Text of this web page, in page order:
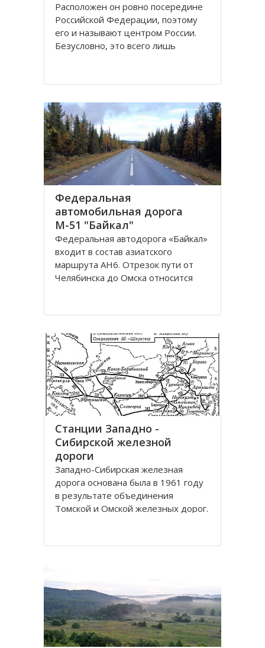
Расположен он ровно посередине
Российской Федерации, поэтому
его и называют центром России.
Безусловно, это всего лишь
Площадей в Новосибирске
значительных в городе относятся
Федеральная
автомобильная дорога
М-51 "Байкал"
Федеральная автодорога «Байкал»
входит в состав азиатского
маршрута AH6. Отрезок пути от
Челябинска до Омска относится
территориям России, Казахстана и
М55. Автомобильная трасса
«Байкал» начинается от г
Станции Западно -
Сибирской железной
дороги
Западно-Сибирская железная
дорога основана была в 1961 году
в результате объединения
Томской и Омской железных дорог.
Сибирской железной дороги
Новосибирской областей